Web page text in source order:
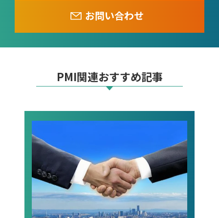
お問い合わせ
PMI関連おすすめ記事